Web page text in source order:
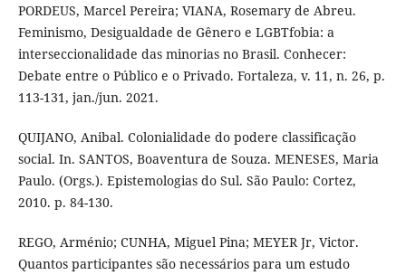
PORDEUS, Marcel Pereira; VIANA, Rosemary de Abreu.
Feminismo, Desigualdade de Gênero e LGBTfobia: a
interseccionalidade das minorias no Brasil. Conhecer:
Debate entre o Público e o Privado. Fortaleza, v. 11, n. 26, p.
113-131, jan./jun. 2021.
QUIJANO, Anibal. Colonialidade do podere classificação
social. In. SANTOS, Boaventura de Souza. MENESES, Maria
Paulo. (Orgs.). Epistemologias do Sul. São Paulo: Cortez,
2010. p. 84-130.
REGO, Arménio; CUNHA, Miguel Pina; MEYER Jr, Victor.
Quantos participantes são necessários para um estudo